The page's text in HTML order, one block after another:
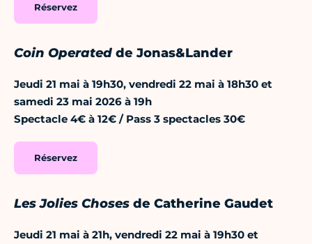
Réservez
Coin Operated de Jonas&Lander
Jeudi 21 mai à 19h30, vendredi 22 mai à 18h30 et
samedi 23 mai 2026 à 19h
Spectacle 4€ à 12€ / Pass 3 spectacles 30€
Réservez
Les Jolies Choses de Catherine Gaudet
Jeudi 21 mai à 21h, vendredi 22 mai à 19h30 et